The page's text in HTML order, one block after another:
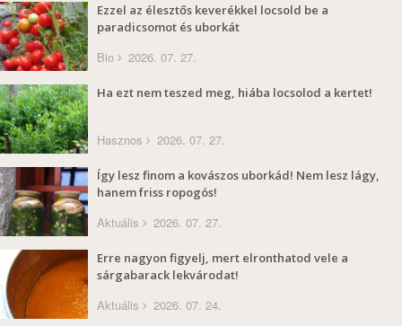
Ezzel az élesztős keverékkel locsold be a
paradicsomot és uborkát
Bio 2026. 07. 27.
Ha ezt nem teszed meg, hiába locsolod a kertet!
Hasznos 2026. 07. 27.
Így lesz finom a kovászos uborkád! Nem lesz lágy,
hanem friss ropogós!
Aktuális 2026. 07. 27.
Erre nagyon figyelj, mert elronthatod vele a
sárgabarack lekvárodat!
Aktuális 2026. 07. 24.